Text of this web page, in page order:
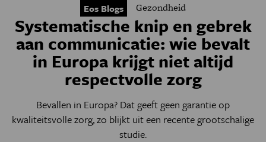
Eos Blogs Gezondheid
Systematische knip en gebrek
aan communicatie: wie bevalt
in Europa krijgt niet altijd
respectvolle zorg
Bevallen in Europa? Dat geeft geen garantie op
kwaliteitsvolle zorg, zo blijkt uit een recente grootschalige
studie.